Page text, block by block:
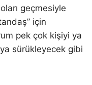
geçmesiyle
için
pek çok kişiyi ya
sürükleyecek gibi